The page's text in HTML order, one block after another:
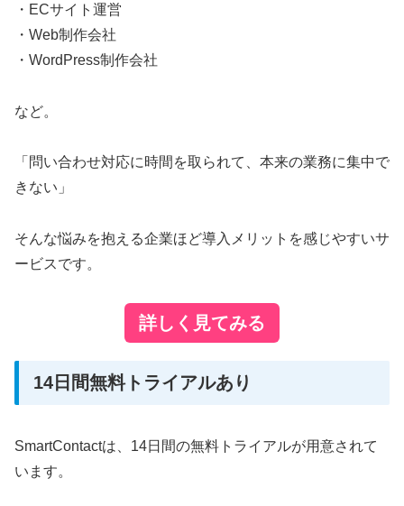
・ECサイト運営
・Web制作会社
・WordPress制作会社
など。
「問い合わせ対応に時間を取られて、本来の業務に集中で
きない」
そんな悩みを抱える企業ほど導入メリットを感じやすいサ
ービスです。
詳しく見てみる
14日間無料トライアルあり
SmartContactは、14日間の無料トライアルが用意されて
います。